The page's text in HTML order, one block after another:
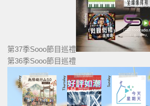
第37季Sooo節目巡禮
第36季Sooo節目巡禮